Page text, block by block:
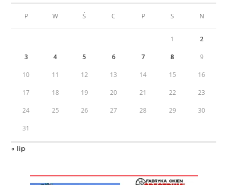
P W Ś C P S N
1 2
3 4 5 6 7 8 9
10 11 12 13 14 15 16
17 18 19 20 21 22 23
24 25 26 27 28 29 30
31
« lip